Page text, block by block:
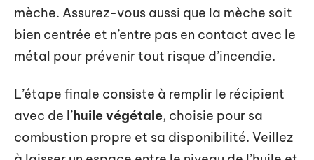
mèche. Assurez-vous aussi que la mèche soit
bien centrée et n’entre pas en contact avec le
métal pour prévenir tout risque d’incendie.
L’étape finale consiste à remplir le récipient
avec de l’huile végétale, choisie pour sa
combustion propre et sa disponibilité. Veillez